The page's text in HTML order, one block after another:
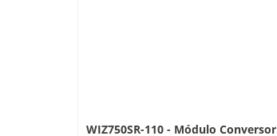
WIZ750SR-110 - Módulo Conversor